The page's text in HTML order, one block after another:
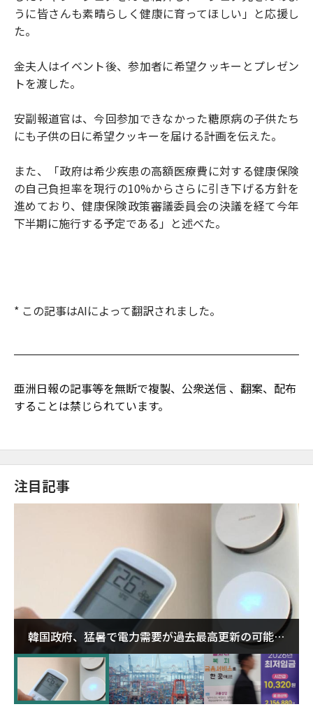
うに皆さんも素晴らしく健康に育ってほしい」と応援し
た。
金夫人はイベント後、参加者に希望クッキーとプレゼン
トを渡した。
安副報道官は、今回参加できなかった糖原病の子供たち
にも子供の日に希望クッキーを届ける計画を伝えた。
また、「政府は希少疾患の高額医療費に対する健康保険
の自己負担率を現行の10%からさらに引き下げる方針を
進めており、健康保険政策審議委員会の決議を経て今年
下半期に施行する予定である」と述べた。
* この記事はAIによって翻訳されました。
亜洲日報の記事等を無断で複製、公衆送信 、翻案、配布
することは禁じられています。
注目記事
韓国政府、猛暑で電力需要が過去最高更新の可能性
に需給対応体制を点検